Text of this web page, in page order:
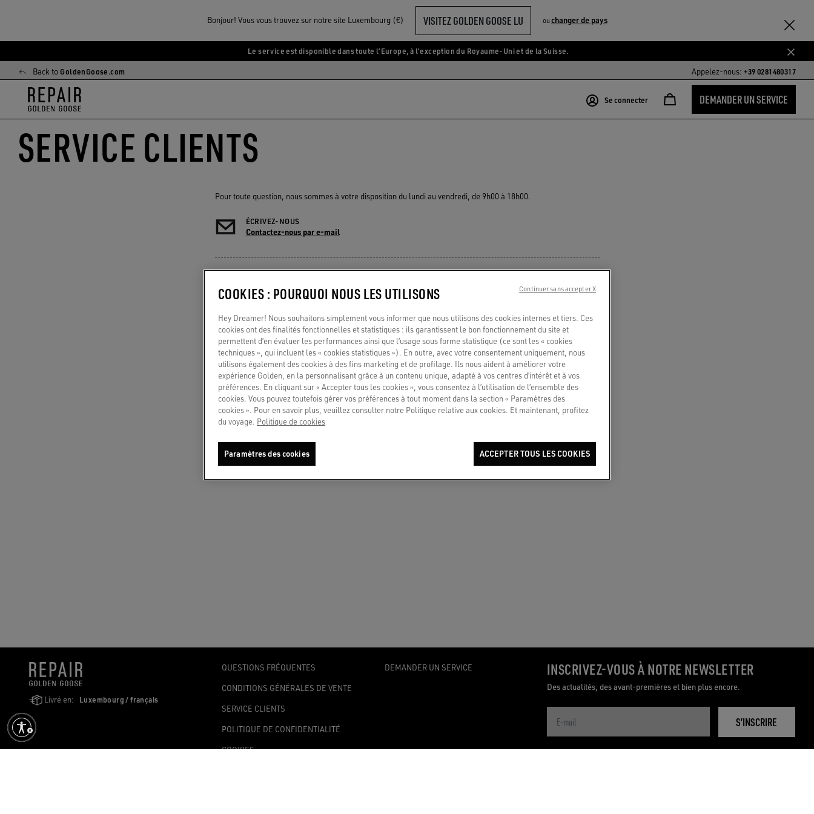
Bonjour! Vous vous trouvez sur notre site Luxembourg (€) VISITEZ GOLDEN GOOSE LU ou changer de pays
Aller
au
contenu
principal
Aller
au
contenu
pied
de
page
Le service est disponible dans toute l’Europe, à l’exception du Royaume-Uni et de la Suisse.
Back to GoldenGoose.com Appelez-nous:+39 0281480317
Se connecter DEMANDER UN SERVICE
SERVICE CLIENTS
Pour toute question, nous sommes à votre disposition du lundi au vendredi, de 9h00 à 18h00.
ÉCRIVEZ-NOUS
Contactez-nous par e-mail
Write to us in chat
APPELEZ-NOUS
Sélectionnez le pays depuis lequel vous
souhaitez appeler.
Austria
PAYS/RÉGION
Livré en: Luxembourg / français
QUESTIONS FRÉQUENTES
CONDITIONS GÉNÉRALES DE VENTE
SERVICE CLIENTS
POLITIQUE DE CONFIDENTIALITÉ
COOKIES
DEMANDER UN SERVICE INSCRIVEZ-VOUS À NOTRE NEWSLETTER
Des actualités, des avant-premières et bien plus encore.
S’INSCRIRE
COOKIES : POURQUOI NOUS LES UTILISONS
Hey Dreamer! Nous souhaitons simplement vous informer que nous utilisons des cookies internes et tiers. Ces
cookies ont des finalités fonctionnelles et statistiques : ils garantissent le bon fonctionnement du site et
permettent d’en évaluer les performances ainsi que l’usage sous forme statistique (ce sont les « cookies
techniques », qui incluent les « cookies statistiques »). En outre, avec votre consentement uniquement, nous
utilisons également des cookies à des fins marketing et de profilage. Ils nous aident à améliorer votre
expérience Golden, en la personnalisant grâce à un contenu unique, adapté à vos centres d’intérêt et à vos
préférences. En cliquant sur « Accepter tous les cookies », vous consentez à l’utilisation de l’ensemble des
cookies. Vous pouvez toutefois gérer vos préférences à tout moment dans la section « Paramètres des
cookies ». Pour en savoir plus, veuillez consulter notre Politique relative aux cookies. Et maintenant, profitez
du voyage. Politique de cookies
Paramètres des cookies ACCEPTER TOUS LES COOKIES
Continuer sans accepter X